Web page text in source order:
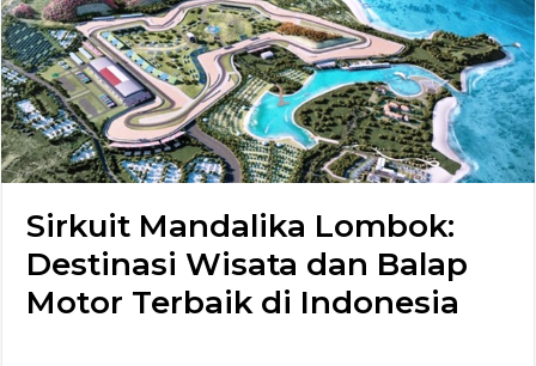
Sirkuit Mandalika Lombok:
Destinasi Wisata dan Balap
Motor Terbaik di Indonesia